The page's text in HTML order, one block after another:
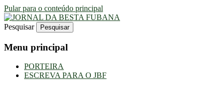
Pular para o conteúdo principal
JORNAL DA BESTA FUBANA
Uma Gazeta Escrota
Pesquisar
Menu principal
PORTEIRA
ESCREVA PARA O JBF